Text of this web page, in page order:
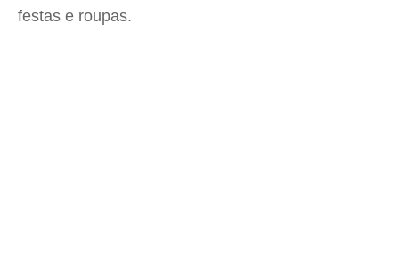
festas e roupas.